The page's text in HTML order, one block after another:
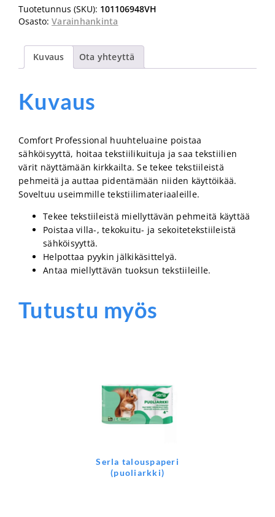
Tuotetunnus (SKU): 101106948VH
Osasto: Varainhankinta
Kuvaus Ota yhteyttä
Kuvaus
Comfort Professional huuhteluaine poistaa
sähköisyyttä, hoitaa tekstiilikuituja ja saa tekstiilien
värit näyttämään kirkkailta. Se tekee tekstiileistä
pehmeitä ja auttaa pidentämään niiden käyttöikää.
Soveltuu useimmille tekstiilimateriaaleille.
Tekee tekstiileistä miellyttävän pehmeitä käyttää
Poistaa villa-, tekokuitu- ja sekoitetekstiileistä
sähköisyyttä.
Helpottaa pyykin jälkikäsittelyä.
Antaa miellyttävän tuoksun tekstiileille.
Tutustu myös
Serla talouspaperi
(puoliarkki)